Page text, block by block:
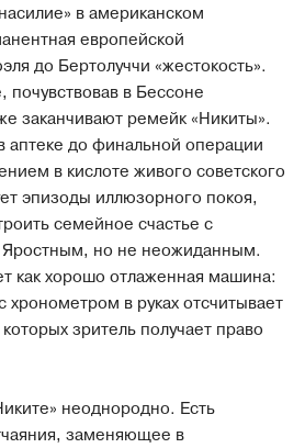
в американском
европейской
до Бертолуччи «жестокость».
почувствовав в Бессоне
заканчивают ремейк «Никиты».
аптеке до финальной операции
в кислоте живого советского
эпизоды иллюзорного покоя,
семейное счастье с
но не неожиданным.
как хорошо отлаженная машина:
хронометром в руках отсчитывает
зритель получает право
неоднородно. Есть
заменяющее в